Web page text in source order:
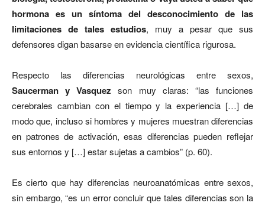
hormona es un síntoma del desconocimiento de las
limitaciones de tales estudios, muy a pesar que sus
defensores digan basarse en evidencia científica rigurosa.
Respecto las diferencias neurológicas entre sexos,
Saucerman y Vasquez son muy claras: “las funciones
cerebrales cambian con el tiempo y la experiencia […] de
modo que, incluso si hombres y mujeres muestran diferencias
en patrones de activación, esas diferencias pueden reflejar
sus entornos y […] estar sujetas a cambios” (p. 60).
Es cierto que hay diferencias neuroanatómicas entre sexos,
sin embargo, “es un error concluir que tales diferencias son la